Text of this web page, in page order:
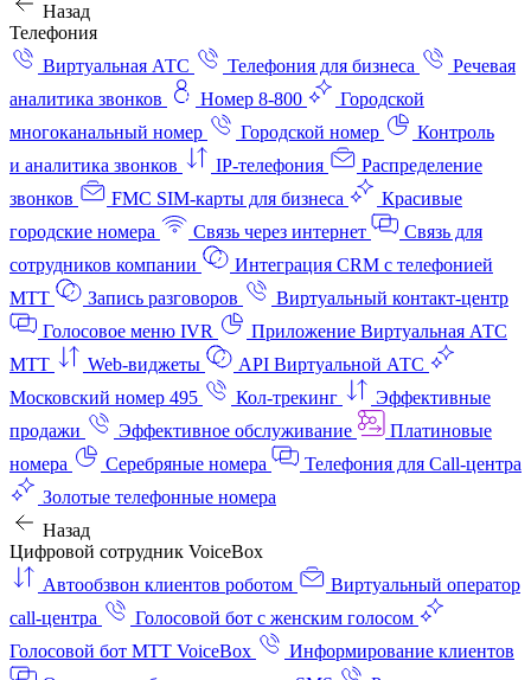
Назад
Телефония
Виртуальная АТС
Телефония для бизнеса
Речевая
аналитика звонков
Номер 8-800
Городской
многоканальный номер
Городской номер
Контроль
и аналитика звонков
IP-телефония
Распределение
звонков
FMC SIM-карты для бизнеса
Красивые
городские номера
Связь через интернет
Связь для
сотрудников компании
Интеграция CRM с телефонией
МТТ
Запись разговоров
Виртуальный контакт‑центр
Голосовое меню IVR
Приложение Виртуальная АТС
МТТ
Web-виджеты
API Виртуальной АТС
Московский номер 495
Кол-трекинг
Эффективные
продажи
Эффективное обслуживание
Платиновые
номера
Серебряные номера
Телефония для Call-центра
Золотые телефонные номера
Назад
Цифровой сотрудник VoiceBox
Автообзвон клиентов роботом
Виртуальный оператор
call-центра
Голосовой бот с женским голосом
Голосовой бот МТТ VoiceBox
Информирование клиентов